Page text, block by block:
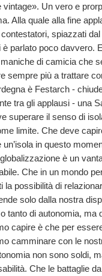
vintage». Un vero e
Alla quale alla fine
spiazzati
è parlato poco davvero.
di camicia che
sempre più a trattare
è Festarch -
tra gli applausi - una
superare il senso di
limite. Che deve
un’isola in questo
è un
Che in un mondo
la possibilità di
solo dalla nostra
tanto di autonomia, ma
capire è che per
camminare con le
non sono soldi,
Che le battaglie da